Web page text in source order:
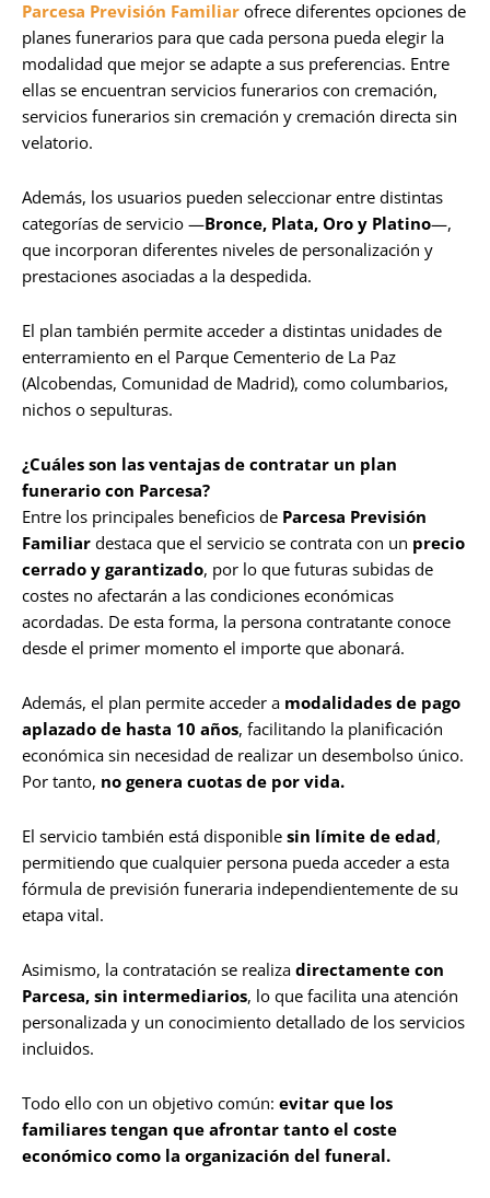
Parcesa Previsión Familiar ofrece diferentes opciones de
planes funerarios para que cada persona pueda elegir la
modalidad que mejor se adapte a sus preferencias. Entre
ellas se encuentran servicios funerarios con cremación,
servicios funerarios sin cremación y cremación directa sin
velatorio.
Además, los usuarios pueden seleccionar entre distintas
categorías de servicio —Bronce, Plata, Oro y Platino—,
que incorporan diferentes niveles de personalización y
prestaciones asociadas a la despedida.
El plan también permite acceder a distintas unidades de
enterramiento en el Parque Cementerio de La Paz
(Alcobendas, Comunidad de Madrid), como columbarios,
nichos o sepulturas.
¿Cuáles son las ventajas de contratar un plan
funerario con Parcesa?
Entre los principales beneficios de Parcesa Previsión
Familiar destaca que el servicio se contrata con un precio
cerrado y garantizado, por lo que futuras subidas de
costes no afectarán a las condiciones económicas
acordadas. De esta forma, la persona contratante conoce
desde el primer momento el importe que abonará.
Además, el plan permite acceder a modalidades de pago
aplazado de hasta 10 años, facilitando la planificación
económica sin necesidad de realizar un desembolso único.
Por tanto, no genera cuotas de por vida.
El servicio también está disponible sin límite de edad,
permitiendo que cualquier persona pueda acceder a esta
fórmula de previsión funeraria independientemente de su
etapa vital.
Asimismo, la contratación se realiza directamente con
Parcesa, sin intermediarios, lo que facilita una atención
personalizada y un conocimiento detallado de los servicios
incluidos.
Todo ello con un objetivo común: evitar que los
familiares tengan que afrontar tanto el coste
económico como la organización del funeral.